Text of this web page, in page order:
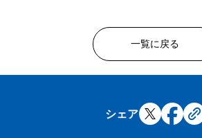
一覧に戻る
シェア